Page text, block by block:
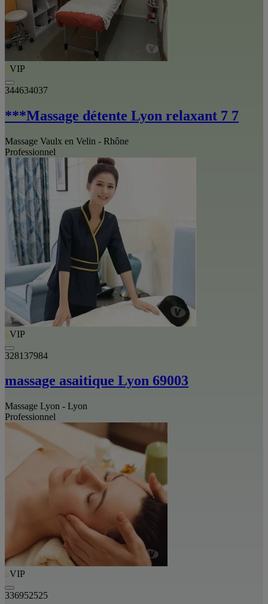
VIP
344634037
***Massage détente Lyon relaxant 7 7
Massage Vaulx en Velin - Rhône
Professionnel
VIP
328137984
massage asaitique Lyon 69003
Massage Lyon - Lyon
Professionnel
VIP
336952525